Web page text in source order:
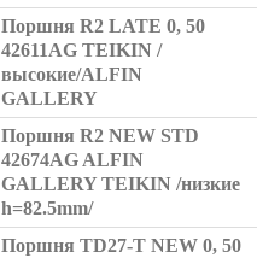
Поршня R2 LATE 0, 50
42611AG TEIKIN /
высокие/ALFIN
GALLERY
Поршня R2 NEW STD
42674AG ALFIN
GALLERY TEIKIN /низкие
h=82.5mm/
Поршня TD27-T NEW 0, 50